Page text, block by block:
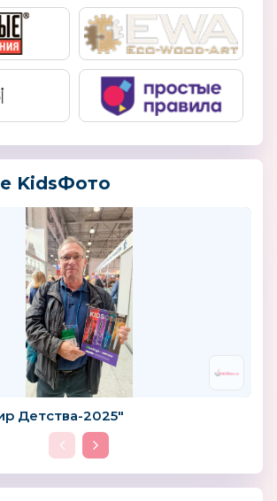
KidsФото
Детства-2025"